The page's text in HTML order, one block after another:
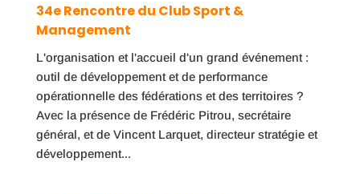
34e Rencontre du Club Sport &
Management
L'organisation et l'accueil d'un grand événement :
outil de développement et de performance
opérationnelle des fédérations et des territoires ?
Avec la présence de Frédéric Pitrou, secrétaire
général, et de Vincent Larquet, directeur stratégie et
développement...